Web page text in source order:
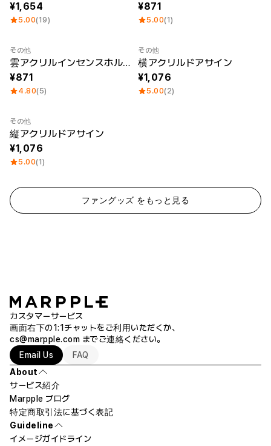
1,654
5.00(19)
871
5.00(1)
その他
雲アクリルインセンスホルダー
871
4.80(5)
その他
横アクリルドアサイン
1,076
5.00(2)
その他
縦アクリルドアサイン
1,076
5.00(1)
ファングッズ をもっと見る
カスタマーサービス
画面右下の1:1チャットをご利用いただくか、
cs@marpple.com までご連絡ください。
Email Us
FAQ
About
サービス紹介
Marpple ブログ
特定商取引法に基づく表記
Guideline
イメージガイドライン